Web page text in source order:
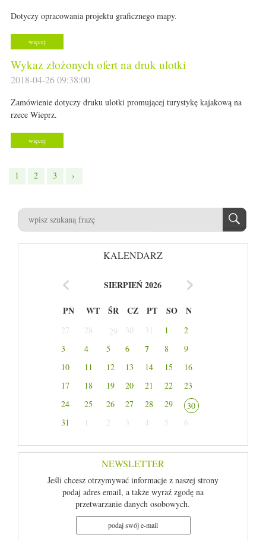
Dotyczy opracowania projektu graficznego mapy.
więcej
Wykaz złożonych ofert na druk ulotki
2018-04-26 09:38:00
Zamówienie dotyczy druku ulotki promującej turystykę kajakową na
rzece Wieprz.
więcej
1 2 3 ›
KALENDARZ
SIERPIEŃ 2026
PN WT ŚR CZ PT SO N
27 28 29 30 31 1
2
3
4 5 6 7 8
9
10
11 12 13 14 15
16
17
18 19 20 21 22
23
24
25 26 27 28 29
30
31
1 2 3 4 5 6
NEWSLETTER
Jeśli chcesz otrzymywać informacje z naszej strony
podaj adres email, a także wyraź zgodę na
przetwarzanie danych osobowych.